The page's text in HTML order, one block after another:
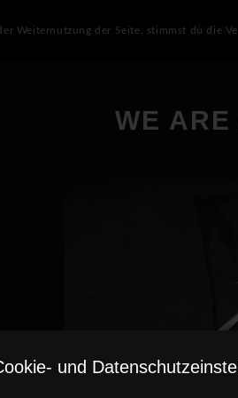
und
Home
WE
Weiternutzung der Seite, stimmst du die